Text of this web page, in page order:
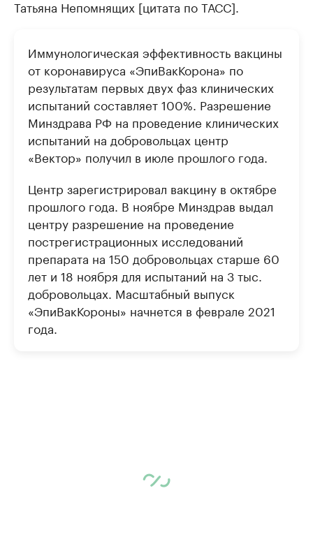
Татьяна Непомнящих [цитата по ТАСС].
Иммунологическая эффективность вакцины
от коронавируса «ЭпиВакКорона» по
результатам первых двух фаз клинических
испытаний составляет 100%. Разрешение
Минздрава РФ на проведение клинических
испытаний на добровольцах центр
«Вектор» получил в июле прошлого года.
Центр зарегистрировал вакцину в октябре
прошлого года. В ноябре Минздрав выдал
центру разрешение на проведение
пострегистрационных исследований
препарата на 150 добровольцах старше 60
лет и 18 ноября для испытаний на 3 тыс.
добровольцах. Масштабный выпуск
«ЭпиВакКороны» начнется в феврале 2021
года.